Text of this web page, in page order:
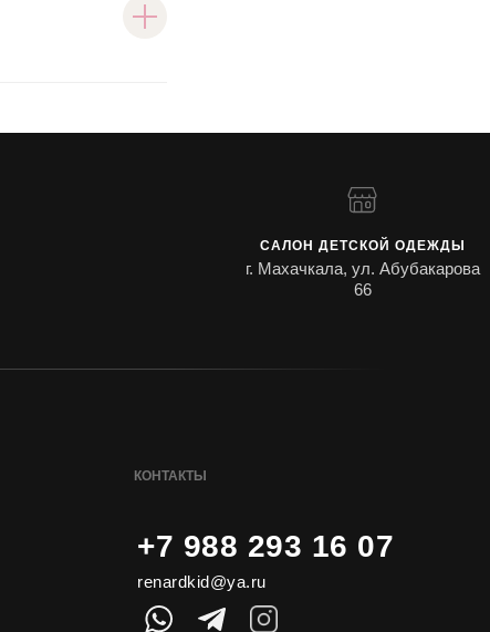
САЛОН ДЕТСКОЙ ОДЕЖДЫ
г. Махачкала, ул. Абубакарова
66
КОНТАКТЫ
+7 988 293 16 07
renardkid@ya.ru